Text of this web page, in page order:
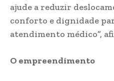
ajude a reduzir
conforto e dignidade
atendimento médico”,
O empreendimento